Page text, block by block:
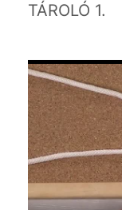
TÁROLÓ 1.